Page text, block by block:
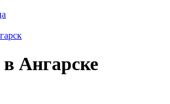
Ангарске